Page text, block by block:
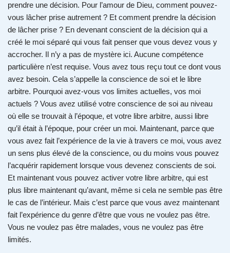
prendre une décision. Pour l’amour de Dieu, comment pouvez-
vous lâcher prise autrement ? Et comment prendre la décision
de lâcher prise ? En devenant conscient de la décision qui a
créé le moi séparé qui vous fait penser que vous devez vous y
accrocher. Il n’y a pas de mystère ici. Aucune compétence
particulière n’est requise. Vous avez tous reçu tout ce dont vous
avez besoin. Cela s’appelle la conscience de soi et le libre
arbitre. Pourquoi avez-vous vos limites actuelles, vos moi
actuels ? Vous avez utilisé votre conscience de soi au niveau
où elle se trouvait à l’époque, et votre libre arbitre, aussi libre
qu’il était à l’époque, pour créer un moi. Maintenant, parce que
vous avez fait l’expérience de la vie à travers ce moi, vous avez
un sens plus élevé de la conscience, ou du moins vous pouvez
l’acquérir rapidement lorsque vous devenez conscients de soi.
Et maintenant vous pouvez activer votre libre arbitre, qui est
plus libre maintenant qu’avant, même si cela ne semble pas être
le cas de l’intérieur. Mais c’est parce que vous avez maintenant
fait l’expérience du genre d’être que vous ne voulez pas être.
Vous ne voulez pas être malades, vous ne voulez pas être
limités.